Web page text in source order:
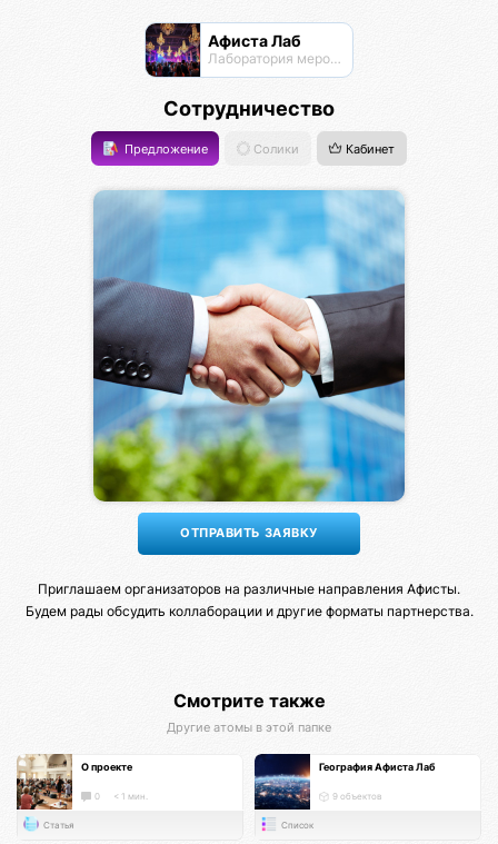
Афиста Лаб
Лаборатория мероприятий
Сотрудничество
Предложение Солики Кабинет
Приглашаем организаторов на различные направления Афисты.
Будем рады обсудить коллаборации и другие форматы партнерства.
Смотрите также
Другие атомы в этой папке
О проекте
0 < 1 мин.
Статья
География Афиста Лаб
9 объектов
Список